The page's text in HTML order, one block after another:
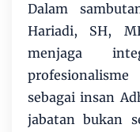
Dalam
Hariadi, SH,
menjaga
sebagai insan
jabatan bukan